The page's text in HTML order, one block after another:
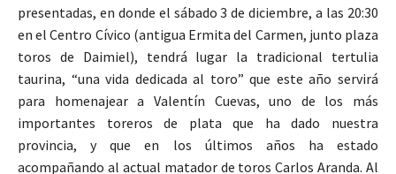
presentadas, en donde el sábado 3 de diciembre, a las 20:30
en el Centro Cívico (antigua Ermita del Carmen, junto plaza
toros de Daimiel), tendrá lugar la tradicional tertulia
taurina, “una vida dedicada al toro” que este año servirá
para homenajear a Valentín Cuevas, uno de los más
importantes toreros de plata que ha dado nuestra
provincia, y que en los últimos años ha estado
acompañando al actual matador de toros Carlos Aranda. Al